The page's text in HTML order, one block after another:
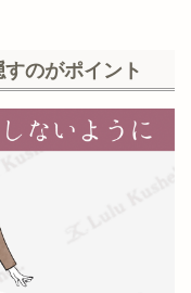
すのがポイント